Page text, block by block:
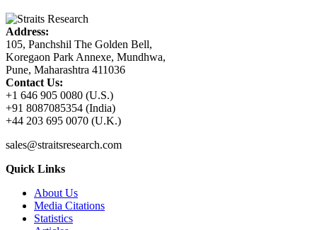
Address:
105, Panchshil The Golden Bell,
Koregaon Park Annexe, Mundhwa,
Pune, Maharashtra 411036
Contact Us:
+1 646 905 0080 (U.S.)
+91 8087085354 (India)
+44 203 695 0070 (U.K.)
sales@straitsresearch.com
Quick Links
About Us
Media Citations
Statistics